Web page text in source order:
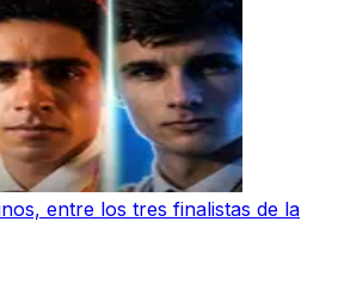
entre los tres finalistas de la